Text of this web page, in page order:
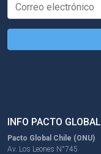
INFO PACTO GLOBAL
Pacto Global Chile (ONU)
Av. Los Leones N°745